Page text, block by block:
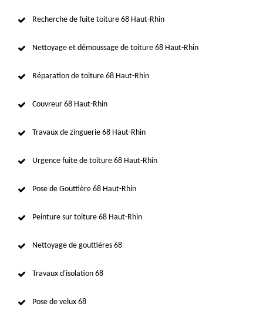
Recherche de fuite toiture 68 Haut-Rhin
Nettoyage et démoussage de toiture 68 Haut-Rhin
Réparation de toiture 68 Haut-Rhin
Couvreur 68 Haut-Rhin
Travaux de zinguerie 68 Haut-Rhin
Urgence fuite de toiture 68 Haut-Rhin
Pose de Gouttière 68 Haut-Rhin
Peinture sur toiture 68 Haut-Rhin
Nettoyage de gouttières 68
Travaux d'isolation 68
Pose de velux 68